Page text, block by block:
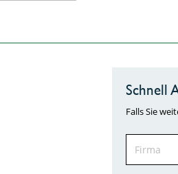
Schnell
Falls Sie